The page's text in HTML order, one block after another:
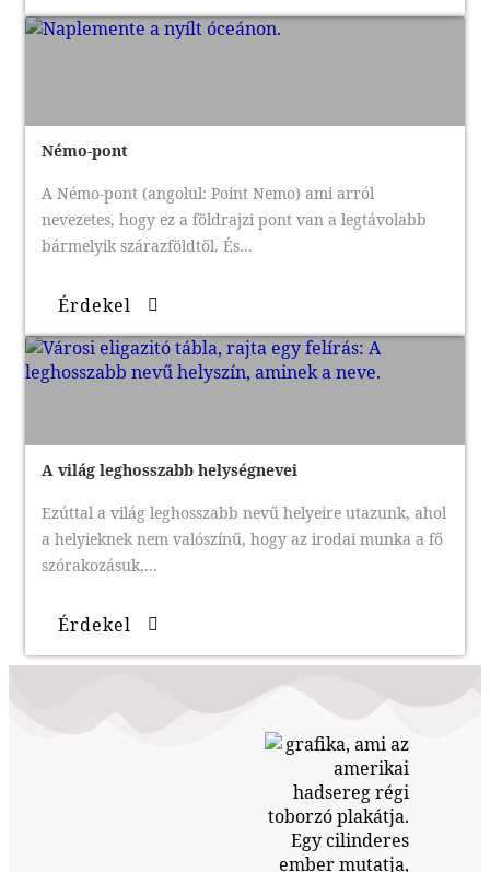
Némo-pont
A Némo-pont (angolul: Point Nemo) ami arról
nevezetes, hogy ez a földrajzi pont van a legtávolabb
bármelyik szárazföldtől. És...
Érdekel
A világ leghosszabb helységnevei
Ezúttal a világ leghosszabb nevű helyeire utazunk, ahol
a helyieknek nem valószínű, hogy az irodai munka a fő
szórakozásuk,...
Érdekel